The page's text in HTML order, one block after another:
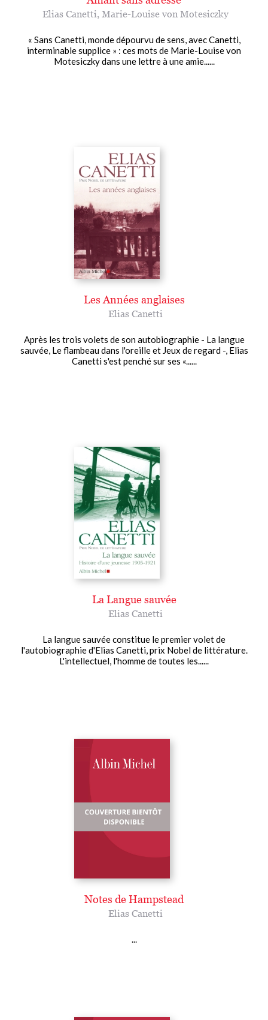
Elias Canetti, Marie-Louise von Motesiczky
« Sans Canetti, monde dépourvu de sens, avec Canetti,
interminable supplice » : ces mots de Marie-Louise von
Motesiczky dans une lettre à une amie......
Les Années anglaises
Elias Canetti
Après les trois volets de son autobiographie - La langue
sauvée, Le flambeau dans l'oreille et Jeux de regard -, Elias
Canetti s'est penché sur ses «......
La Langue sauvée
Elias Canetti
La langue sauvée constitue le premier volet de
l'autobiographie d'Elias Canetti, prix Nobel de littérature.
L'intellectuel, l'homme de toutes les......
Notes de Hampstead
Elias Canetti
...